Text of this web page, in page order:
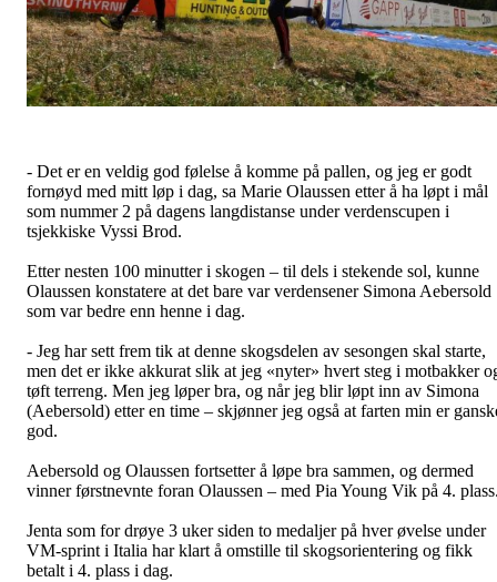
- Det er en veldig god følelse å komme på pallen, og jeg er godt
fornøyd med mitt løp i dag, sa Marie Olaussen etter å ha løpt i mål
som nummer 2 på dagens langdistanse under verdenscupen i
tsjekkiske Vyssi Brod.
Etter nesten 100 minutter i skogen – til dels i stekende sol, kunne
Olaussen konstatere at det bare var verdensener Simona Aebersold
som var bedre enn henne i dag.
- Jeg har sett frem tik at denne skogsdelen av sesongen skal starte,
men det er ikke akkurat slik at jeg «nyter» hvert steg i motbakker
tøft terreng. Men jeg løper bra, og når jeg blir løpt inn av Simona
(Aebersold) etter en time – skjønner jeg også at farten min er
god.
Aebersold og Olaussen fortsetter å løpe bra sammen, og dermed
vinner førstnevnte foran Olaussen – med Pia Young Vik på 4.
Jenta som for drøye 3 uker siden to medaljer på hver øvelse under
VM-sprint i Italia har klart å omstille til skogsorientering og fikk
betalt i 4. plass i dag.